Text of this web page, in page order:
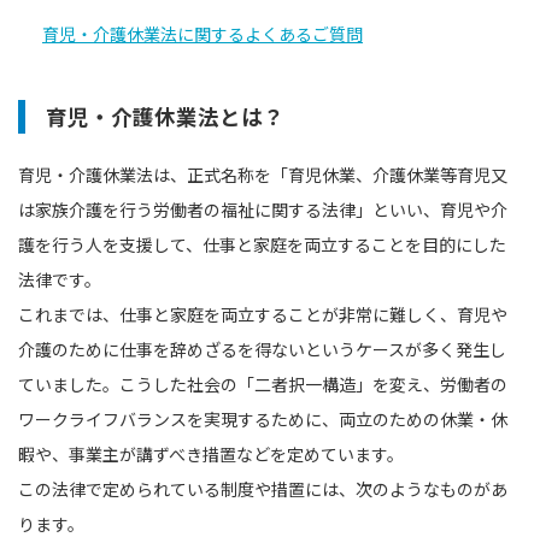
育児・介護休業法に関するよくあるご質問
育児・介護休業法とは？
育児・介護休業法は、正式名称を「育児休業、介護休業等育児又
は家族介護を行う労働者の福祉に関する法律」といい、育児や介
護を行う人を支援して、仕事と家庭を両立することを目的にした
法律です。
これまでは、仕事と家庭を両立することが非常に難しく、育児や
介護のために仕事を辞めざるを得ないというケースが多く発生し
ていました。こうした社会の「二者択一構造」を変え、労働者の
ワークライフバランスを実現するために、両立のための休業・休
暇や、事業主が講ずべき措置などを定めています。
この法律で定められている制度や措置には、次のようなものがあ
ります。